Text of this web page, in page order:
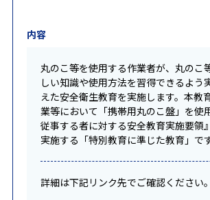
内容
丸のこ等を使用する作業者が、丸のこ
しい知識や使用方法を習得できるよう
えた安全衛生教育を実施します。本教
業等において「携帯用丸のこ盤」を使
従事する者に対する安全教育実施要領
実施する「特別教育に準じた教育」です
詳細は下記リンク先でご確認ください。